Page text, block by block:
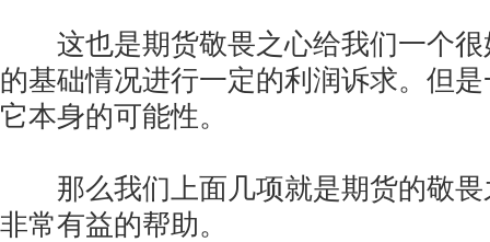
这也是期货敬畏之心给我们一个很
的基础情况进行一定的利润诉求。但
它本身的可能性。
那么我们上面几项就是期货的敬畏
非常有益的帮助。